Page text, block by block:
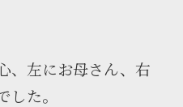
、左にお母さん、右
た。